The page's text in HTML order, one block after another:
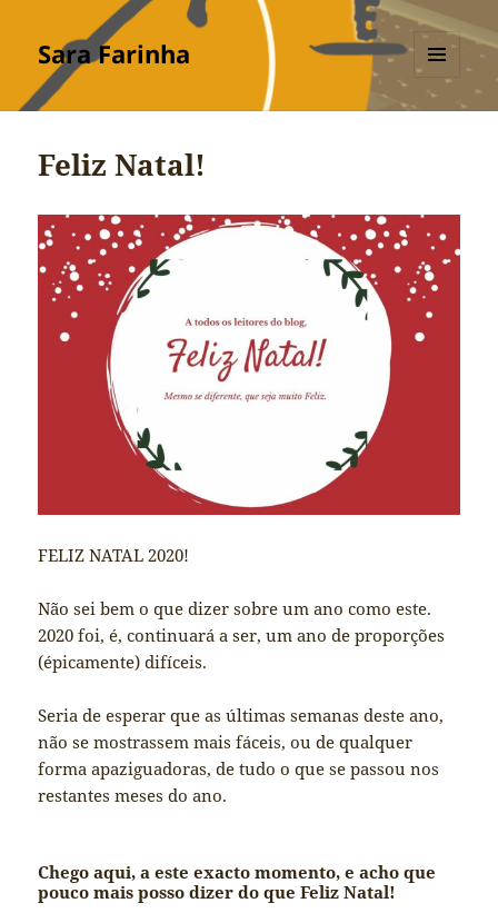
Sara Farinha
MENU
Feliz Natal!
FELIZ NATAL 2020!
Não sei bem o que dizer sobre um ano como este.
2020 foi, é, continuará a ser, um ano de proporções
(épicamente) difíceis.
Seria de esperar que as últimas semanas deste ano,
não se mostrassem mais fáceis, ou de qualquer
forma apaziguadoras, de tudo o que se passou nos
restantes meses do ano.
Chego aqui, a este exacto momento, e acho que
pouco mais posso dizer do que Feliz Natal!